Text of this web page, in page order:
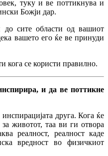
туку и ве поттикнува и
Божји дар.
до сите области од вашиот
вашето его ќе ве принуди
кога се користи правилно.
и да ве поттикне
друга. Кога ќе
животот, таа ви ги отвора
реалност, реалност каде
вредност во физичкиот